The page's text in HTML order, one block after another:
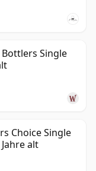
Single
Choice Single
alt